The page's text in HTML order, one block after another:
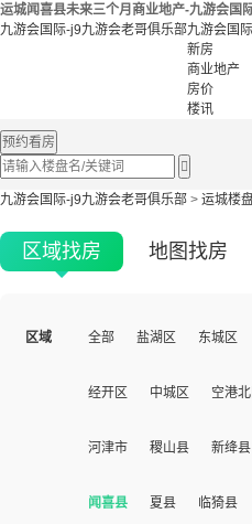
运城闻喜县未来三个月商业地产-九游会国
九游会国际-j9九游会老哥俱乐部九游会国
新房
商业地产
房价
楼讯
预约看房

九游会国际-j9九游会老哥俱乐部 > 运城楼
区域找房 地图找房
区域 全部 盐湖区 东城区
经开区 中城区 空港北
河津市 稷山县 新绛县
闻喜县 夏县 临猗县